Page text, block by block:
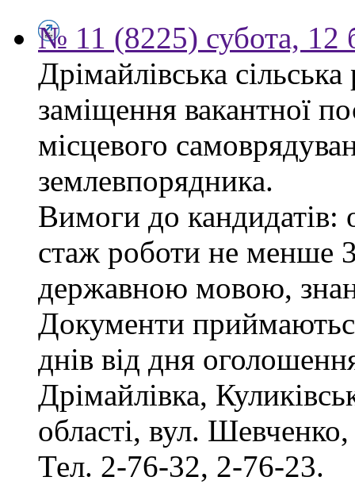
№ 11 (8225) субота, 12
Дрімайлівська
заміщення вакантної
місцевого
землевпорядника.
Вимоги до кандидатів:
стаж роботи не менше
державною мовою,
Документи
днів від дня
Дрімайлівка,
області, вул.
Тел. 2-76-32, 2-76-23.